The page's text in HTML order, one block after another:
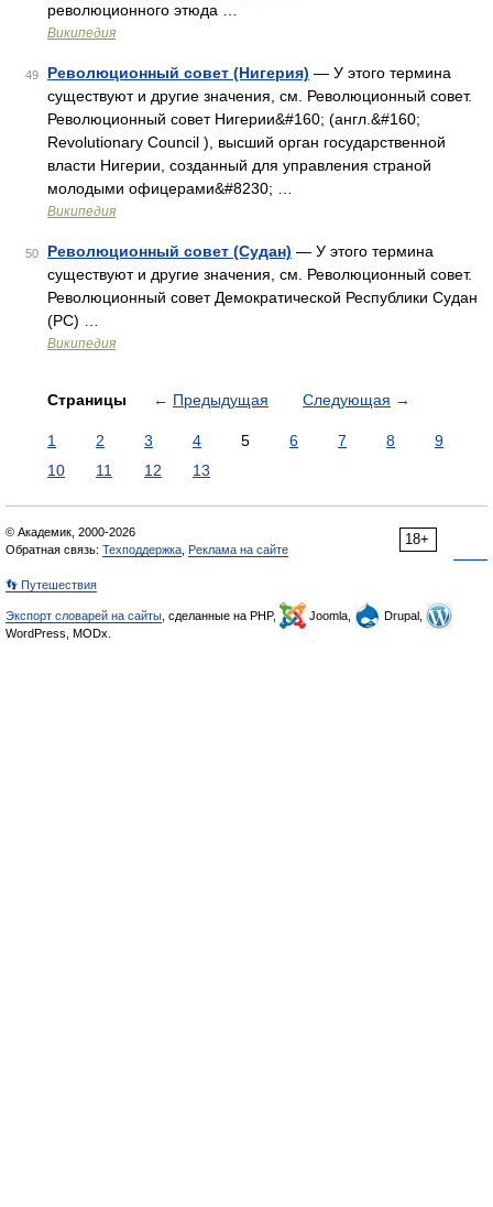
революционного этюда …
Википедия
49 Революционный совет (Нигерия) — У этого термина
существуют и другие значения, см. Революционный совет.
Революционный совет Нигерии&#160; (англ.&#160;
Revolutionary Council ), высший орган государственной
власти Нигерии, созданный для управления страной
молодыми офицерами&#8230; …
Википедия
50 Революционный совет (Судан) — У этого термина
существуют и другие значения, см. Революционный совет.
Революционный совет Демократической Республики Судан
(РС) …
Википедия
Страницы ← Предыдущая Следующая →
1 2 3 4 5 6 7 8
9
10
11 12 13
18+
© Академик, 2000-2026
Обратная связь: Техподдержка Реклама на сайте
👣 Путешествия
Экспорт словарей на сайты , сделанные на PHP, Joomla,
Drupal,
WordPress, MODx.